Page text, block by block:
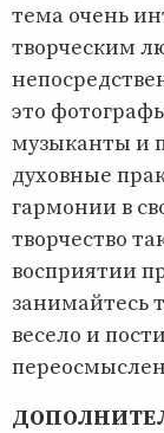
тема очень
творческим
это
музыканты и
духовные
гармонии в
творчество
восприятии
занимайтесь
весело и